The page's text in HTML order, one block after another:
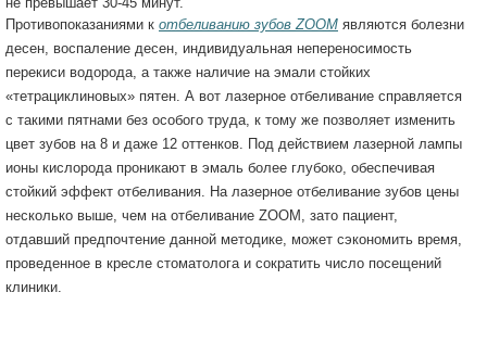
Противопоказаниями к отбеливанию зубов ZOOM являются болезни
десен, воспаление десен, индивидуальная непереносимость
перекиси водорода, а также наличие на эмали стойких
«тетрациклиновых» пятен. А вот лазерное отбеливание справляется
с такими пятнами без особого труда, к тому же позволяет изменить
цвет зубов на 8 и даже 12 оттенков. Под действием лазерной лампы
ионы кислорода проникают в эмаль более глубоко, обеспечивая
стойкий эффект отбеливания. На лазерное отбеливание зубов цены
несколько выше, чем на отбеливание ZOOM, зато пациент,
отдавший предпочтение данной методике, может сэкономить время,
проведенное в кресле стоматолога и сократить число посещений
клиники.